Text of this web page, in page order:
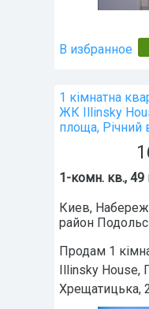
В избранное
1 кімнатна
ЖК Illinsky
площа, Річний
1-комн. кв., 49
Киев,
район
Продам 1
Illinsky House,
Хрещатицька,